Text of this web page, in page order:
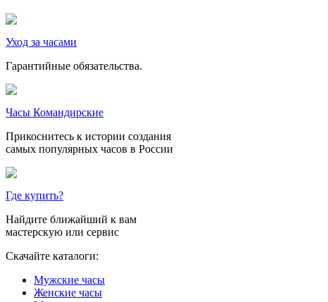
Уход за часами
Гарантийные обязательства.
Часы Командирские
Прикоснитесь к истории создания
самых популярных часов в России
Где купить?
Найдите ближайший к вам
мастерскую или сервис
Скачайте каталоги:
Мужские часы
Женские часы